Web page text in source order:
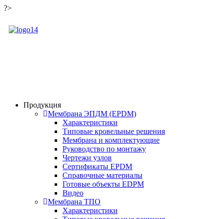
?>
Продукция
Мембрана ЭПДМ (EPDM)
Характеристики
Типовые кровельные решения
Мембрана и комплектующие
Руководство по монтажу
Чертежи узлов
Сертификаты EPDM
Справочные материалы
Готовые объекты EDPM
Видео
Мембрана ТПО
Характеристики